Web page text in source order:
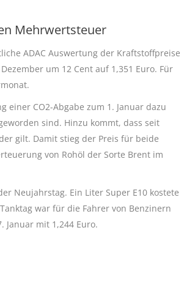
Mehrwertsteuer
ADAC Auswertung der Kraftstoffpreise
um 12 Cent auf 1,351 Euro. Für
einer CO2-Abgabe zum 1. Januar dazu
sind. Hinzu kommt, dass seit
gilt. Damit stieg der Preis für beide
von Rohöl der Sorte Brent im
Neujahrstag. Ein Liter Super E10 kostete
war für die Fahrer von Benzinern
Januar mit 1,244 Euro.